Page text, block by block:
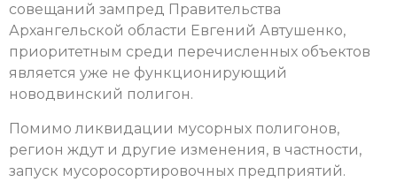
совещаний зампред Правительства
Архангельской области Евгений Автушенко,
приоритетным среди перечисленных объектов
является уже не функционирующий
новодвинский полигон.
Помимо ликвидации мусорных полигонов,
регион ждут и другие изменения, в частности,
запуск мусоросортировочных предприятий.